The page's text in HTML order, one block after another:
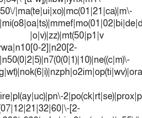
|ma(te|ui|xo)|mc(01|21|ca)|m\-
2]|n20[2-
[2-